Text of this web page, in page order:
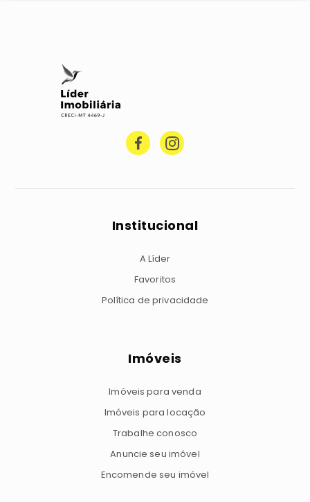
Institucional
A Líder
Favoritos
Política de privacidade
Imóveis
Imóveis para venda
Imóveis para locação
Trabalhe conosco
Anuncie seu imóvel
Encomende seu imóvel